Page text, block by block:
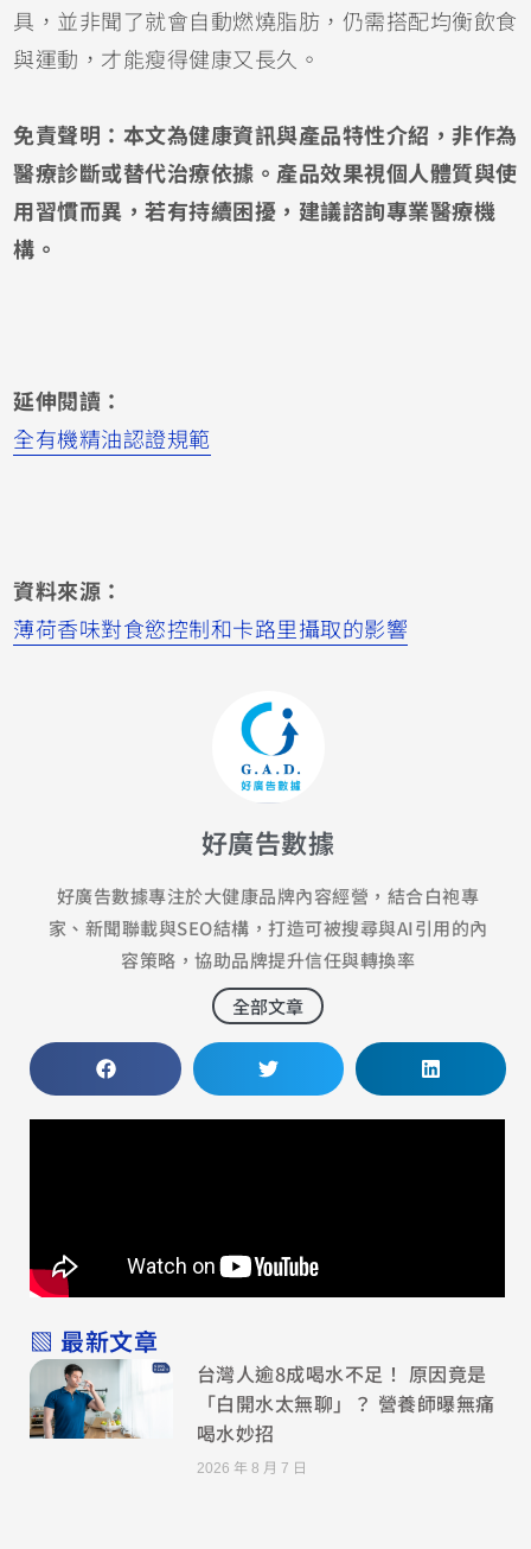
具，並非聞了就會自動燃燒脂肪，仍需搭配均衡飲食
與運動，才能瘦得健康又長久。
免責聲明：本文為健康資訊與產品特性介紹，非作為
醫療診斷或替代治療依據。產品效果視個人體質與使
用習慣而異，若有持續困擾，建議諮詢專業醫療機
構。
延伸閱讀：
全有機精油認證規範
資料來源：
薄荷香味對食慾控制和卡路里攝取的影響
好廣告數據
好廣告數據專注於大健康品牌內容經營，結合白袍專
家、新聞聯載與SEO結構，打造可被搜尋與AI引用的內
容策略，協助品牌提升信任與轉換率
全部文章
▧ 最新文章
台灣人逾8成喝水不足！ 原因竟是
「白開水太無聊」？ 營養師曝無痛
喝水妙招
2026 年 8 月 7 日